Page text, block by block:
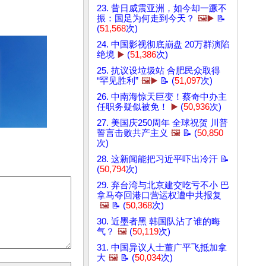
23. 昔日威震亚洲，如今却一蹶不
振：国足为何走到今天？ 🖼️▶️ 📝
(51,568次)
24. 中国影视彻底崩盘 20万群演陷
绝境 ▶️ (51,386次)
25. 抗议设垃圾站 合肥民众取得
“罕见胜利” 🖼️▶️ 📝 (51,097次)
26. 中南海惊天巨变！蔡奇中办主
任职务疑似被免！
▶️ (50,936次)
27. 美国庆250周年 全球祝贺 川普
誓言击败共产主义 🖼️ 📝 (50,850
次)
28. 这新闻能把习近平吓出冷汗 📝
(50,794次)
29. 弃台湾与北京建交吃亏不小 巴
拿马夺回港口营运权遭中共报复
🖼️ 📝 (50,368次)
30. 近墨者黑 韩国队沾了谁的晦
气？ 🖼️ (50,119次)
31. 中国异议人士董广平飞抵加拿
大 🖼️ 📝 (50,034次)